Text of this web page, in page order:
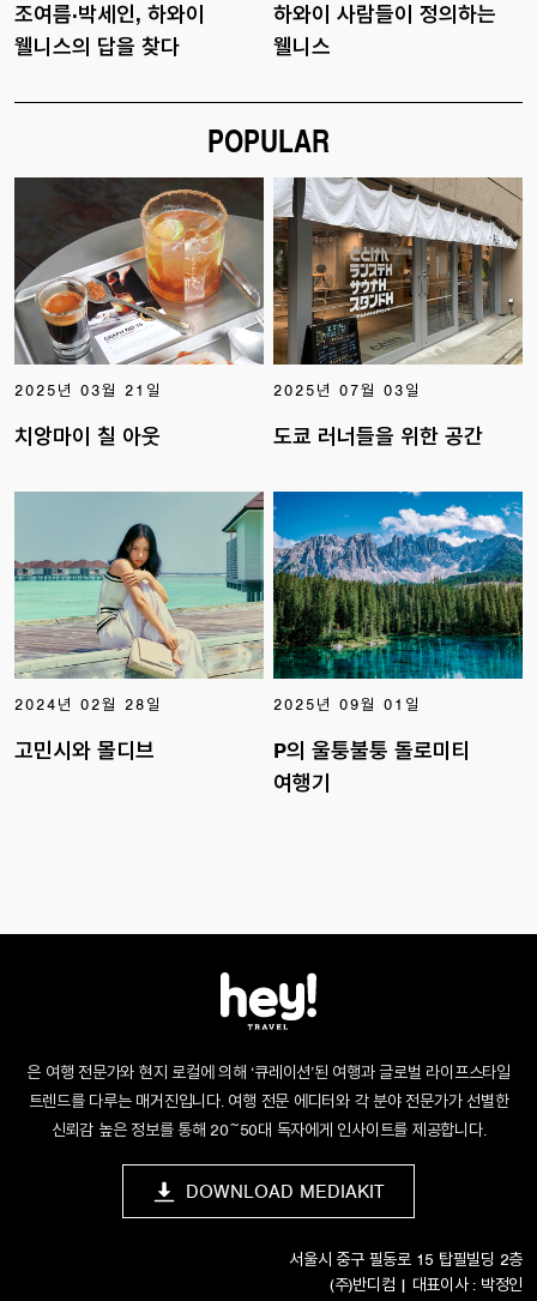
조여름·박세인, 하와이
웰니스의 답을 찾다
하와이 사람들이 정의하는
웰니스
POPULAR
2025년 03월 21일
치앙마이 칠 아웃
2025년 07월 03일
도쿄 러너들을 위한 공간
2024년 02월 28일
고민시와 몰디브
2025년 09월 01일
P의 울퉁불퉁 돌로미티
여행기
은 여행 전문가와 현지 로컬에 의해 ‘큐레이션’된 여행과 글로벌 라이프스타일
트렌드를 다루는 매거진입니다. 여행 전문 에디터와 각 분야 전문가가 선별한
신뢰감 높은 정보를 통해 20~50대 독자에게 인사이트를 제공합니다.
DOWNLOAD MEDIAKIT
서울시 중구 필동로 15 탑필빌딩 2층
(주)반디컴 | 대표이사 : 박정인